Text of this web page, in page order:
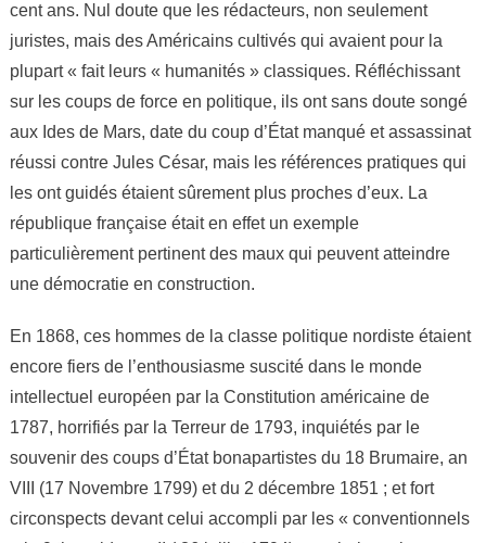
cent ans. Nul doute que les rédacteurs, non seulement
juristes, mais des Américains cultivés qui avaient pour la
plupart « fait leurs « humanités » classiques. Réfléchissant
sur les coups de force en politique, ils ont sans doute songé
aux Ides de Mars, date du coup d’État manqué et assassinat
réussi contre Jules César, mais les références pratiques qui
les ont guidés étaient sûrement plus proches d’eux. La
république française était en effet un exemple
particulièrement pertinent des maux qui peuvent atteindre
une démocratie en construction.
En 1868, ces hommes de la classe politique nordiste étaient
encore fiers de l’enthousiasme suscité dans le monde
intellectuel européen par la Constitution américaine de
1787, horrifiés par la Terreur de 1793, inquiétés par le
souvenir des coups d’État bonapartistes du 18 Brumaire, an
VIII (17 Novembre 1799) et du 2 décembre 1851 ; et fort
circonspects devant celui accompli par les « conventionnels